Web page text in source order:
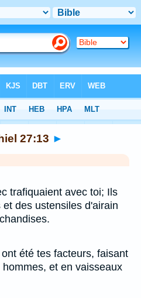
27:13 ►
trafiquaient avec toi; Ils
des ustensiles d'airain
été tes facteurs, faisant
et en vaisseaux